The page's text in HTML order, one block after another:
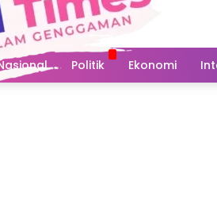
Politik Ekonomi